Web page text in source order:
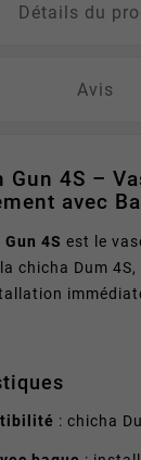
Détails du
Avis
Gun 4S –
avec
4S est le
chicha Dum 4S,
: chicha